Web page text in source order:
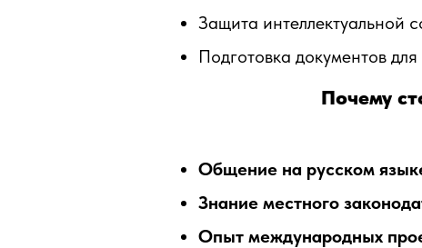
Защита интеллектуальной
Подготовка документов
Общение на русском
Знание местного
Опыт международных
Почему